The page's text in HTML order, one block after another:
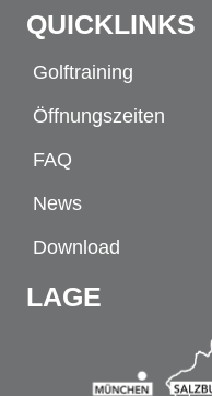
QUICKLINKS
Golftraining
Öffnungszeiten
FAQ
News
Download
LAGE